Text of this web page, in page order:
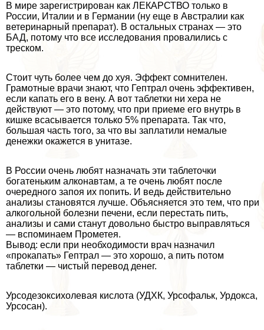
В мире зарегистрирован как ЛЕКАРСТВО только в
России, Италии и в Германии (ну еще в Австралии как
ветеринарный препарат). В остальных странах — это
БАД, потому что все исследования провалились с
треском.
Стоит чуть более чем до xyя. Эффект сомнителен.
Грамотные врачи знают, что Гептрал очень эффективен,
если капать его в вену. А вот таблетки ни хера не
действуют — это потому, что при приеме его внутрь в
кишке всасывается только 5% препарата. Так что,
большая часть того, за что вы заплатили немалые
денежки окажется в унитазе.
В России очень любят назначать эти таблеточки
богатеньким алконавтам, а те очень любят после
очередного запоя их попить. И ведь действительно
анализы становятся лучше. Объясняется это тем, что при
алкогольной болезни печени, если перестать пить,
анализы и сами станут довольно быстро выправляться
— вспоминаем Прометея.
Вывод: если при необходимости врач назначил
«прокапать» Гептрал — это хорошо, а пить потом
таблетки — чистый перевод денег.
Урсодезоксихолевая кислота (УДХК, Урсофальк, Урдокса,
Урсосан).